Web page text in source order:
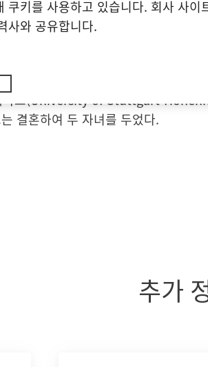
과 뷰티 케어의 국제 영업을 담당했다
북미 시장에서 퍼실과 슈바츠코프
Corporation)을 인수한 후 그는
는 2017년 11월에 헨켈 뷰티 케어
교(University of Stuttgart-
결혼하여 두 자녀를 두었다.
추가
쿠키를 사용하고 있습니다. 회사 사
사와 공유합니다.